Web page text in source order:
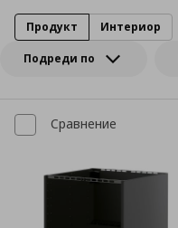
Подреди по
Продукт Интериор
Сравнение